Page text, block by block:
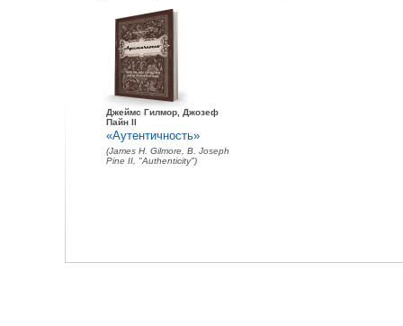
Джеймс Гилмор, Джозеф
Пайн II
«Аутентичность»
(James H. Gilmorе, B. Joseph
Pine II, "Authenticity")